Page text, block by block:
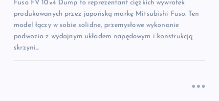
Fuso FV 10×4 Dump to reprezentant ciężkich wywrotek
produkowanych przez japońską markę Mitsubishi Fuso. Ten
model łączy w sobie solidne, przemysłowe wykonanie
podwozia z wydajnym układem napędowym i konstrukcją
skrzyni…